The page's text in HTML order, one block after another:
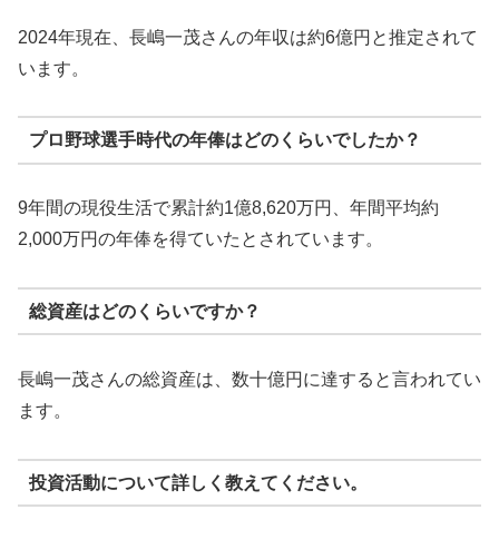
2024年現在、長嶋一茂さんの年収は約6億円と推定されて
います。
プロ野球選手時代の年俸はどのくらいでしたか？
9年間の現役生活で累計約1億8,620万円、年間平均約
2,000万円の年俸を得ていたとされています。
総資産はどのくらいですか？
長嶋一茂さんの総資産は、数十億円に達すると言われてい
ます。
投資活動について詳しく教えてください。